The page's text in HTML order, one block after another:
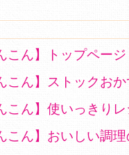
こん】トップページ
こん】ストックおか
こん】使いっきり
こん】おいしい調